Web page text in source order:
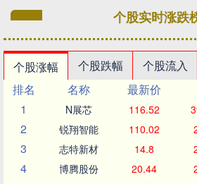
个股实时涨跌
个股涨幅 个股跌幅 个股流入
排名
名称 最新价
1
N展芯 116.52
2 锐翔智能 110.02
3 志特新材 14.8
4 博腾股份 20.44